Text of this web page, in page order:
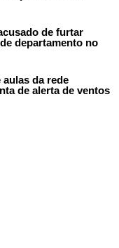
de furtar
departamento no
da rede
de alerta de ventos